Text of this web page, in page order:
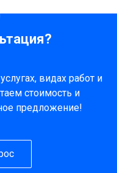
видах работ и
стоимость и
предложение!